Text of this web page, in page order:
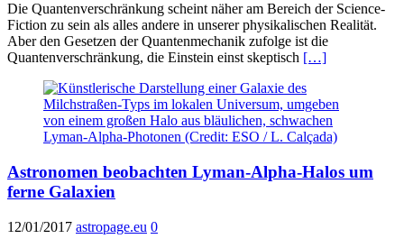
Die Quantenverschränkung scheint näher am Bereich der Science-
Fiction zu sein als alles andere in unserer physikalischen Realität.
Aber den Gesetzen der Quantenmechanik zufolge ist die
Quantenverschränkung, die Einstein einst skeptisch […]
Astronomen beobachten Lyman-Alpha-Halos um
ferne Galaxien
12/01/2017 astropage.eu 0